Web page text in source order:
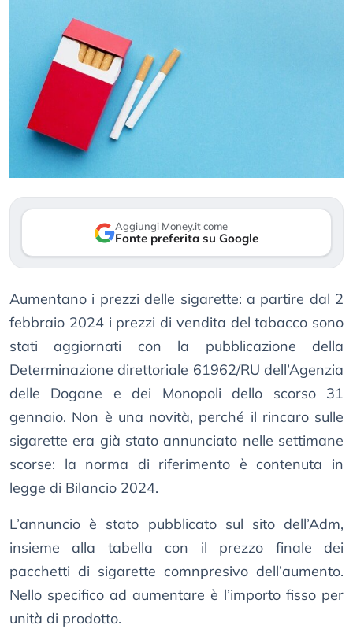
Aggiungi Money.it come
Fonte preferita su Google
Aumentano i prezzi delle sigarette: a partire dal 2
febbraio 2024 i prezzi di vendita del tabacco sono
stati aggiornati con la pubblicazione della
Determinazione direttoriale 61962/RU dell’Agenzia
delle Dogane e dei Monopoli dello scorso 31
gennaio. Non è una novità, perché il rincaro sulle
sigarette era già stato annunciato nelle settimane
scorse: la norma di riferimento è contenuta in
legge di Bilancio 2024.
L’annuncio è stato pubblicato sul sito dell’Adm,
insieme alla tabella con il prezzo finale dei
pacchetti di sigarette comnpresivo dell’aumento.
Nello specifico ad aumentare è l’importo fisso per
unità di prodotto.